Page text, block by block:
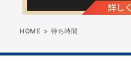
HOME > 待ち時間